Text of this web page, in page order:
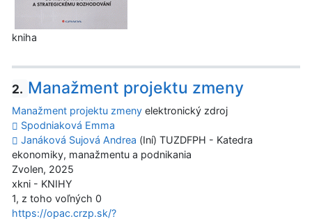
kniha
2. Manažment projektu zmeny
Manažment projektu zmeny elektronický zdroj
Spodniaková Emma
Janáková Sujová Andrea (Iní) TUZDFPH - Katedra
ekonomiky, manažmentu a podnikania
Zvolen, 2025
xkni - KNIHY
1, z toho voľných 0
https://opac.crzp.sk/?